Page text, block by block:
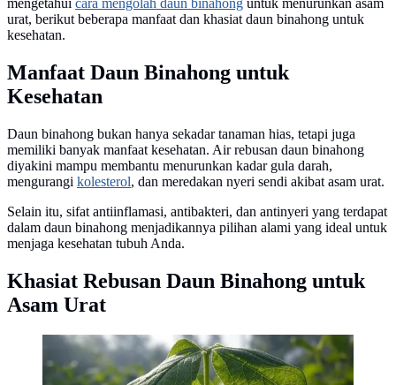
mengetahui cara mengolah daun binahong untuk menurunkan asam
urat, berikut beberapa manfaat dan khasiat daun binahong untuk
kesehatan.
Manfaat Daun Binahong untuk
Kesehatan
Daun binahong bukan hanya sekadar tanaman hias, tetapi juga
memiliki banyak manfaat kesehatan. Air rebusan daun binahong
diyakini mampu membantu menurunkan kadar gula darah,
mengurangi kolesterol, dan meredakan nyeri sendi akibat asam urat.
Selain itu, sifat antiinflamasi, antibakteri, dan antinyeri yang terdapat
dalam daun binahong menjadikannya pilihan alami yang ideal untuk
menjaga kesehatan tubuh Anda.
Khasiat Rebusan Daun Binahong untuk
Asam Urat
Ilustrasi Daun Binahong - (Ilustrasi Gambar Dibuat
oleh Grok/X)